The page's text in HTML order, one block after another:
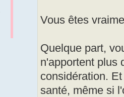
Vous êtes
Quelque part,
n'apportent plus
considération.
santé, même si